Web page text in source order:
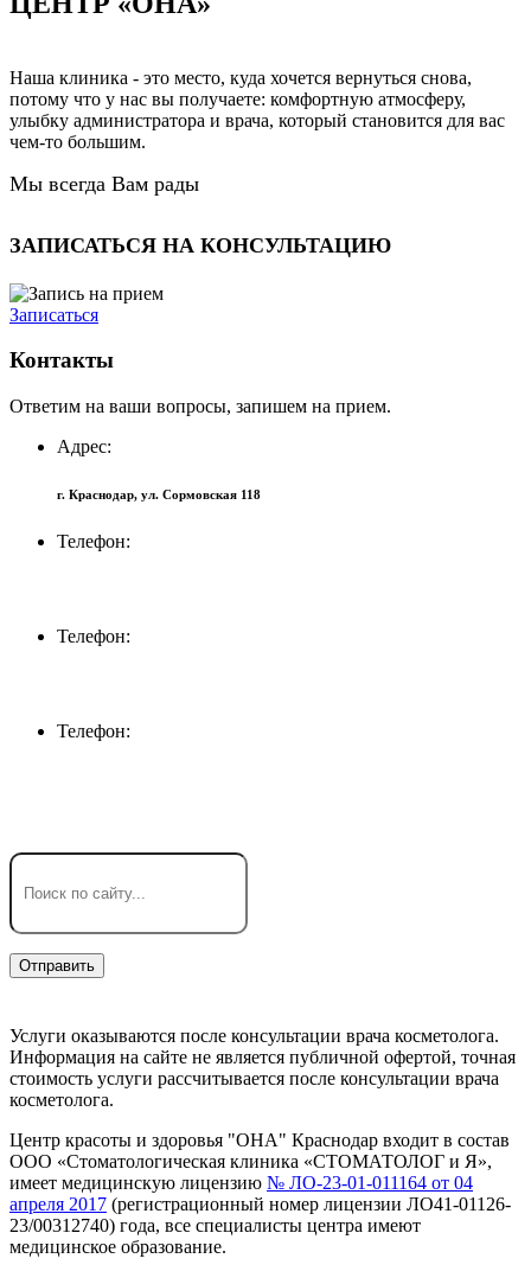
Наша клиника - это место, куда хочется вернуться снова,
потому что у нас вы получаете: комфортную атмосферу,
улыбку администратора и врача, который становится для вас
чем-то большим.
Мы всегда Вам рады
ЗАПИСАТЬСЯ НА КОНСУЛЬТАЦИЮ
Записаться
Контакты
Ответим на ваши вопросы, запишем на прием.
Адрес:
г. Краснодар, ул. Сормовская 118
Телефон:
Телефон:
Телефон:
Услуги оказываются после консультации врача косметолога.
Информация на сайте не является публичной офертой, точная
стоимость услуги рассчитывается после консультации врача
косметолога.
Центр красоты и здоровья "ОНА" Краснодар входит в состав
ООО «Стоматологическая клиника «СТОМАТОЛОГ и Я»,
имеет медицинскую лицензию № ЛО-23-01-011164 от 04
апреля 2017 (регистрационный номер лицензии ЛО41-01126-
23/00312740) года, все специалисты центра имеют
медицинское образование.